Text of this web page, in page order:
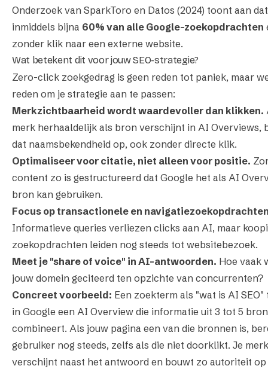
Onderzoek van SparkToro en Datos (2024) toont aan dat
inmiddels bijna 60% van alle Google-zoekopdrachten
zonder klik naar een externe website.
Wat betekent dit voor jouw SEO-strategie?
Zero-click zoekgedrag is geen reden tot paniek, maar
reden om je strategie aan te passen:
Merkzichtbaarheid wordt waardevoller dan klikken.
merk herhaaldelijk als bron verschijnt in AI Overviews,
dat naamsbekendheid op, ook zonder directe klik.
Optimaliseer voor citatie, niet alleen voor positie.
content zo is gestructureerd dat Google het als AI
bron kan gebruiken.
Focus op transactionele en
Informatieve queries verliezen clicks aan AI, maar
zoekopdrachten leiden nog steeds tot websitebezoek.
Meet je "share of voice" in AI-antwoorden. Hoe vaak
jouw domein geciteerd ten opzichte van concurrenten?
Concreet voorbeeld: Een zoekterm als "wat is AI
in Google een AI Overview die informatie uit 3 tot 5
combineert. Als jouw pagina een van die bronnen is,
gebruiker nog steeds, zelfs als die niet doorklikt. Je
verschijnt naast het antwoord en bouwt zo autoriteit